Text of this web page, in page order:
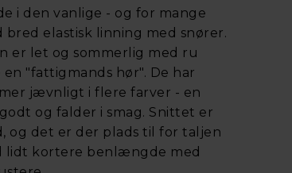
i den vanlige - og for mange
elastisk linning med snører.
er let og sommerlig med ru
"fattigmands hør". De har
jævnligt i flere farver - en
og falder i smag. Snittet er
og det er der plads til for taljen
lidt kortere benlængde med